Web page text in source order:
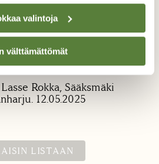
valintoja
välttämättömät
osui kapea
tämä kauniin luonnon
riipuksen.
Rokka, Sääksmäki
12.05.2025
LISTAAN